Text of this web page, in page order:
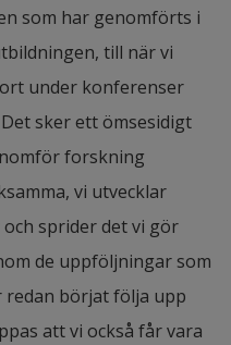
tillgängliga och
som har genomförts i
till när vi
under konferenser
sker ett ömsesidigt
forskning
vi utvecklar
sprider det vi gör
de uppföljningar som
redan börjat följa upp
att vi också får vara